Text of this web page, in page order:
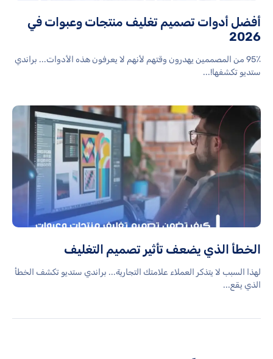
أفضل أدوات تصميم تغليف منتجات وعبوات في
2026
95٪ من المصممين يهدرون وقتهم لأنهم لا يعرفون هذه الأدوات... براندي
ستديو تكشفها!...
الخطأ الذي يضعف تأثير تصميم التغليف
لهذا السبب لا يتذكر العملاء علامتك التجارية... براندي ستديو تكشف الخطأ
الذي يقع...